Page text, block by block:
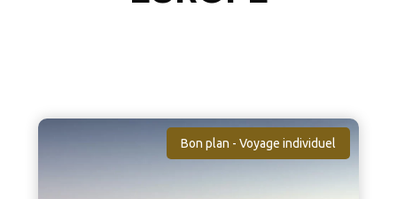
Bon plan - Voyage individuel